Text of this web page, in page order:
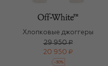
Хлопковые джоггеры
29 950 ₽
20 950 ₽
-30%